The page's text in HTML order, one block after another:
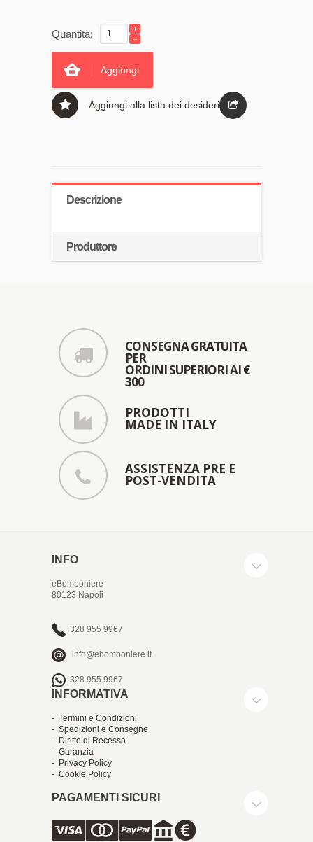
Quantità:
Aggiungi
Aggiungi alla lista dei desideri
Descrizione
Produttore
CONSEGNA GRATUITA
PER
ORDINI SUPERIORI AI €
300
PRODOTTI
MADE IN ITALY
ASSISTENZA PRE E
POST-VENDITA
INFO
eBomboniere
80123 Napoli
328 955 9967
info@ebomboniere.it
328 955 9967
INFORMATIVA
- Termini e Condizioni
- Spedizioni e Consegne
- Diritto di Recesso
- Garanzia
- Privacy Policy
- Cookie Policy
PAGAMENTI SICURI